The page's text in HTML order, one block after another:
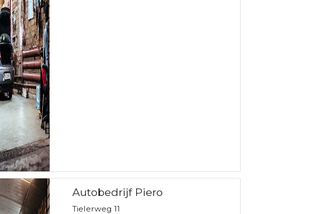
Autobedrijf Piero
Tielerweg 11